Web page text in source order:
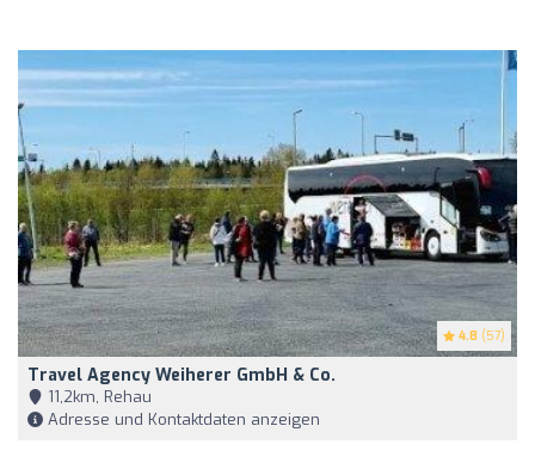
4.8 (57)
Travel Agency Weiherer GmbH & Co.
11,2km, Rehau
Adresse und Kontaktdaten anzeigen